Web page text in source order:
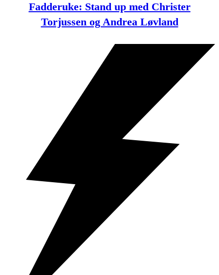
Fadderuke: Stand up med Christer
Torjussen og Andrea Løvland